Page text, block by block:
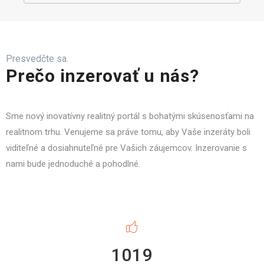
Presvedčte sa.
Prečo inzerovať u nás?
Sme nový inovatívny realitný portál s bohatými skúsenosťami na
realitnom trhu. Venujeme sa práve tomu, aby Vaše inzeráty boli
viditeľné a dosiahnuteľné pre Vašich záujemcov. Inzerovanie s
nami bude jednoduché a pohodlné.
1019